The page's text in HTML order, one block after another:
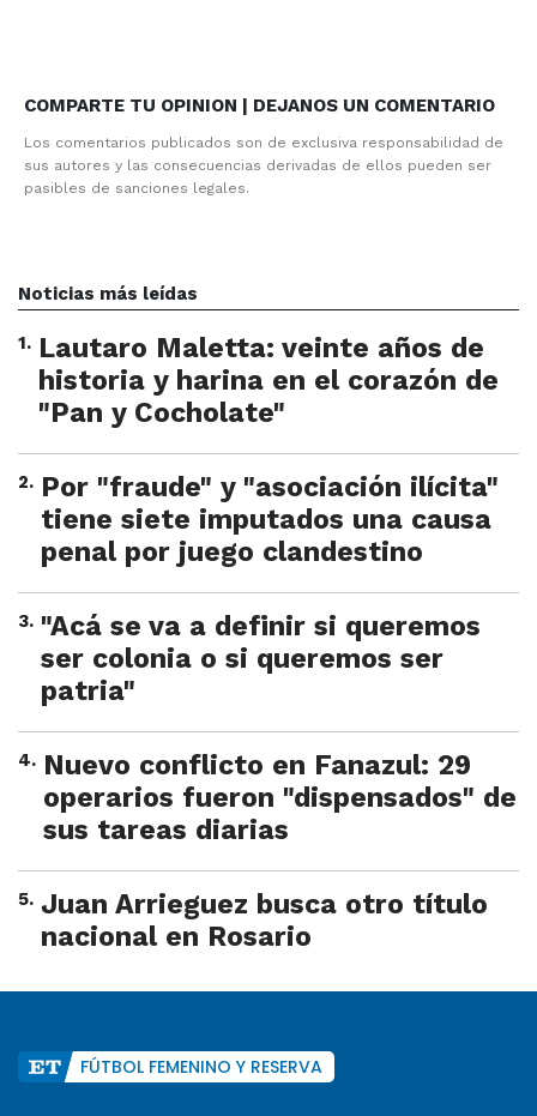
COMPARTE TU OPINION | DEJANOS UN COMENTARIO
Los comentarios publicados son de exclusiva responsabilidad de
sus autores y las consecuencias derivadas de ellos pueden ser
pasibles de sanciones legales.
Noticias más leídas
1. Lautaro Maletta: veinte años de
historia y harina en el corazón de
"Pan y Cocholate"
2. Por "fraude" y "asociación ilícita"
tiene siete imputados una causa
penal por juego clandestino
3. "Acá se va a definir si queremos
ser colonia o si queremos ser
patria"
4. Nuevo conflicto en Fanazul: 29
operarios fueron "dispensados" de
sus tareas diarias
5. Juan Arrieguez busca otro título
nacional en Rosario
FÚTBOL FEMENINO Y RESERVA